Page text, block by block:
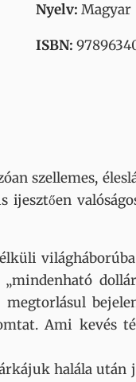
Nyelv: Magyar
ISBN:
szellemes,
„mindenható
Ami kevés
halála